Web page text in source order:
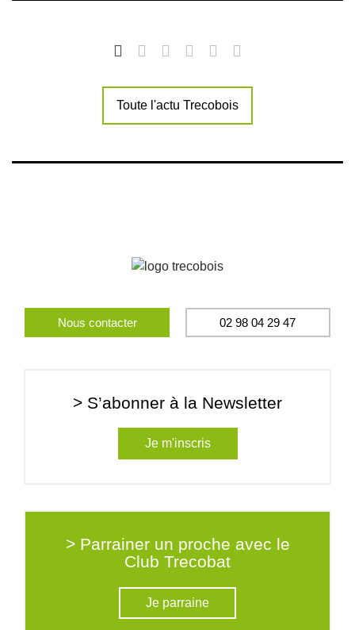
Toute l'actu Trecobois
Nous contacter 02 98 04 29 47
> S’abonner à la Newsletter
Je m'inscris
> Parrainer un proche avec le
Club Trecobat
Je parraine